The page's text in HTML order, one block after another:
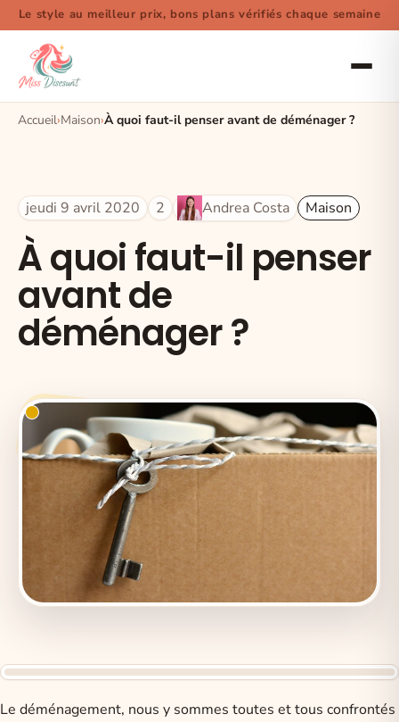
Le style au meilleur prix, bons plans vérifiés chaque semaine
Accueil Maison À quoi faut-il penser avant de déménager ?
jeudi 9 avril 2020 2 Andrea Costa Maison
À quoi faut-il penser
avant de
déménager ?
Le déménagement, nous y sommes toutes et tous confrontés